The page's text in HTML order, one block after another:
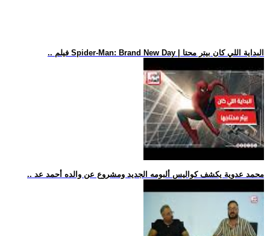
.. فيلم Spider-Man: Brand New Day | البداية اللي كان بيتر محتا
.. محمد عدوية يكشف كواليس ألبومه الجديد ومشروع عن والده أحمد عد